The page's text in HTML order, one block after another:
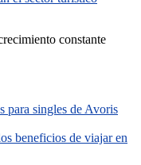
constante
beneficios de viajar en